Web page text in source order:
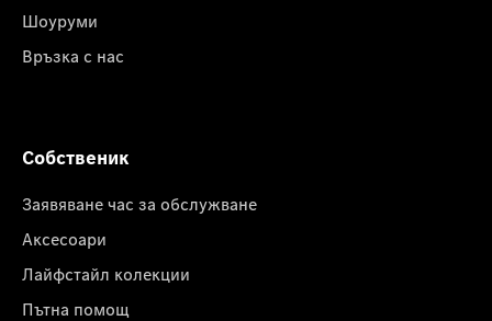
Шоуруми
Връзка с нас
Собственик
Заявяване час за обслужване
Аксесоари
Лайфстайл колекции
Пътна помощ